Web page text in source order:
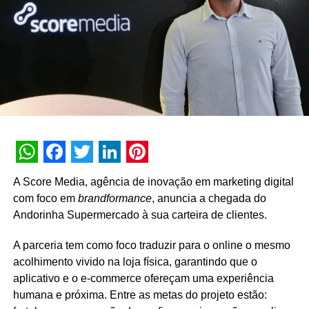
TÓPICOS RELACIONADOS: DESTAQUE
Duo Studio aposta em marketing digital para
crescer 50% no 1º semestre de 2023
NÃO PERCA
Samba Digital lança Talentisi: TALENTISI:
WhatsApp
Facebook
Twitter
LinkedIn
Pinterest
A Score Media, agência de inovação em marketing digital
com foco em brandformance, anuncia a chegada do
Andorinha Supermercado à sua carteira de clientes.
A parceria tem como foco traduzir para o online o mesmo
acolhimento vivido na loja física, garantindo que o
aplicativo e o e-commerce ofereçam uma experiência
humana e próxima. Entre as metas do projeto estão: